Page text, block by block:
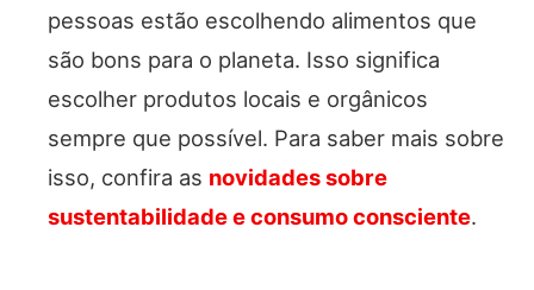
pessoas estão escolhendo alimentos que
são bons para o planeta. Isso significa
escolher produtos locais e orgânicos
sempre que possível. Para saber mais sobre
isso, confira as novidades sobre
sustentabilidade e consumo consciente.